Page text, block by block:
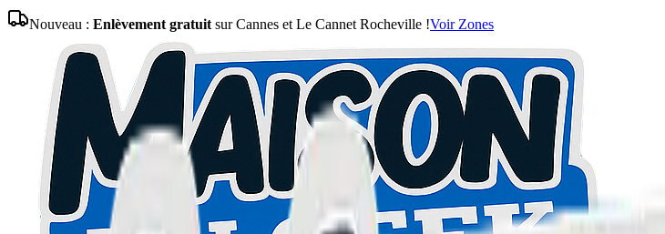
Nouveau : Enlèvement gratuit sur Cannes et Le Cannet Rocheville !Voir Zones